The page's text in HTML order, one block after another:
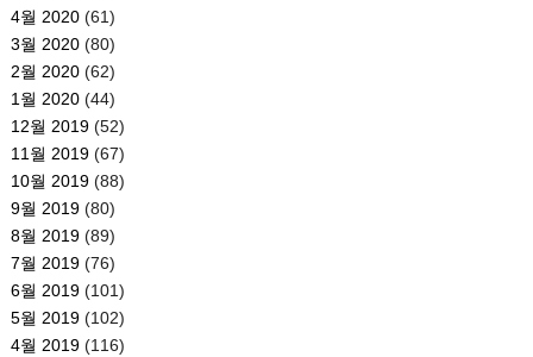
4월 2020(61)
3월 2020(80)
2월 2020(62)
1월 2020(44)
12월 2019(52)
11월 2019(67)
10월 2019(88)
9월 2019(80)
8월 2019(89)
7월 2019(76)
6월 2019(101)
5월 2019(102)
4월 2019(116)